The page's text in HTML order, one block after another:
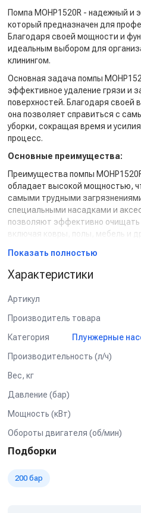
Помпа MOHP1520R - надежный и
который предназначен для
Благодаря своей мощности и
идеальным выбором для
клинингом.
Основная задача помпы
эффективное удаление грязи и
поверхностей. Благодаря своей
она позволяет справиться с
уборки, сокращая время и
процесс.
Основные преимущества:
Преимущества помпы
обладает высокой мощностью,
самыми трудными
специальными насадками и
позволяют эффективно очищать
включая ковры, полы, мебель и
Особенностью помпы
материалов, которые
процессе профессиональной
Данный товар доступен для
Показать полностью
Характеристики
Артикул
Производитель товара
Категория
Плунжерные
Производительность (л/ч)
Вес, кг
Давление (бар)
Мощность (кВт)
Обороты двигателя (об/мин)
Подборки
200 бар